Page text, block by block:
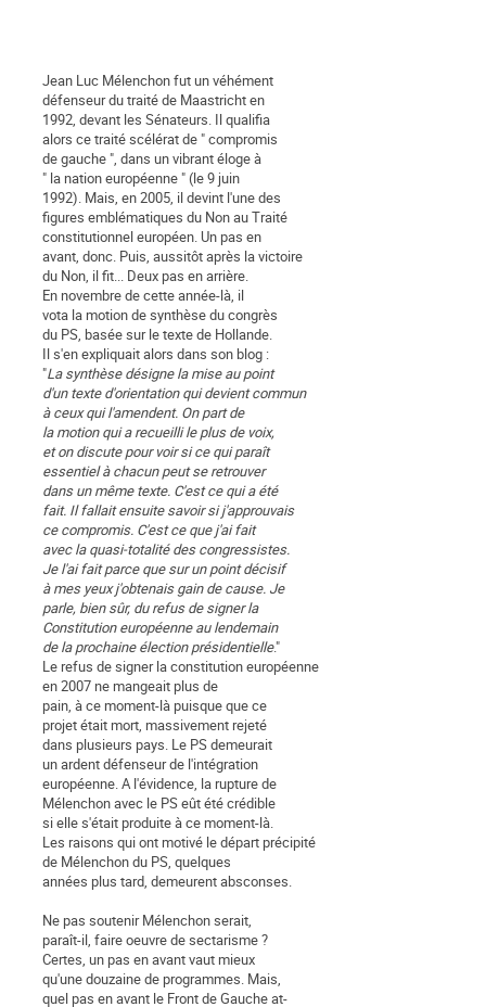
Jean Luc Mélenchon fut un véhément
défenseur du traité de Maastricht en
1992, devant les Sénateurs. Il qualifia
alors ce traité scélérat de " compromis
de gauche ", dans un vibrant éloge à
" la nation européenne " (le 9 juin
1992). Mais, en 2005, il devint l'une des
figures emblématiques du Non au Traité
constitutionnel européen. Un pas en
avant, donc. Puis, aussitôt après la victoire
du Non, il fit... Deux pas en arrière.
En novembre de cette année-là, il
vota la motion de synthèse du congrès
du PS, basée sur le texte de Hollande.
Il s'en expliquait alors dans son blog :
"La synthèse désigne la mise au point
d'un texte d'orientation qui devient commun
à ceux qui l'amendent. On part de
la motion qui a recueilli le plus de voix,
et on discute pour voir si ce qui paraît
essentiel à chacun peut se retrouver
dans un même texte. C'est ce qui a été
fait. Il fallait ensuite savoir si j'approuvais
ce compromis. C'est ce que j'ai fait
avec la quasi-totalité des congressistes.
Je l'ai fait parce que sur un point décisif
à mes yeux j'obtenais gain de cause. Je
parle, bien sûr, du refus de signer la
Constitution européenne au lendemain
de la prochaine élection présidentielle."
Le refus de signer la constitution européenne
en 2007 ne mangeait plus de
pain, à ce moment-là puisque que ce
projet était mort, massivement rejeté
dans plusieurs pays. Le PS demeurait
un ardent défenseur de l'intégration
européenne. A l'évidence, la rupture de
Mélenchon avec le PS eût été crédible
si elle s'était produite à ce moment-là.
Les raisons qui ont motivé le départ précipité
de Mélenchon du PS, quelques
années plus tard, demeurent absconses.
Ne pas soutenir Mélenchon serait,
paraît-il, faire oeuvre de sectarisme ?
Certes, un pas en avant vaut mieux
qu'une douzaine de programmes. Mais,
quel pas en avant le Front de Gauche at-